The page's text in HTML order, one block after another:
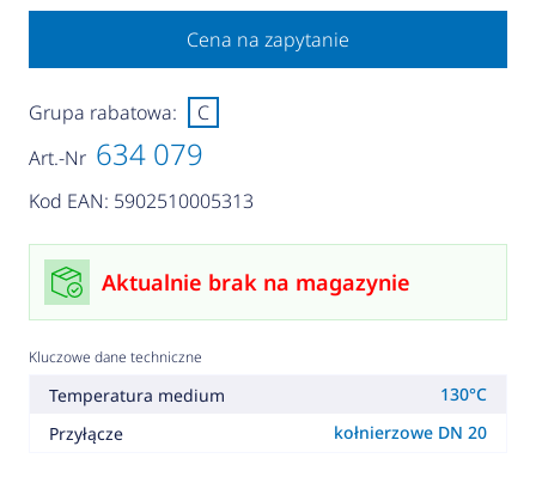
Cena na zapytanie
Art.-Nr 634 079
Kod EAN: 5902510005313
Grupa rabatowa: C
Aktualnie brak na magazynie
Kluczowe dane techniczne
Temperatura medium
130°C
Przyłącze
kołnierzowe DN 20